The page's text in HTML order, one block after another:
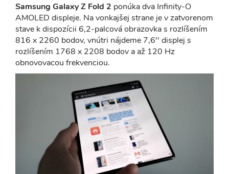
Samsung Galaxy Z Fold 2 ponúka dva Infinity-O
AMOLED displeje. Na vonkajšej strane je v zatvorenom
stave k dispozícii 6,2-palcová obrazovka s rozlíšením
816 x 2260 bodov, vnútri nájdeme 7,6'' displej s
rozlíšením 1768 x 2208 bodov a až 120 Hz
obnovovacou frekvenciou.